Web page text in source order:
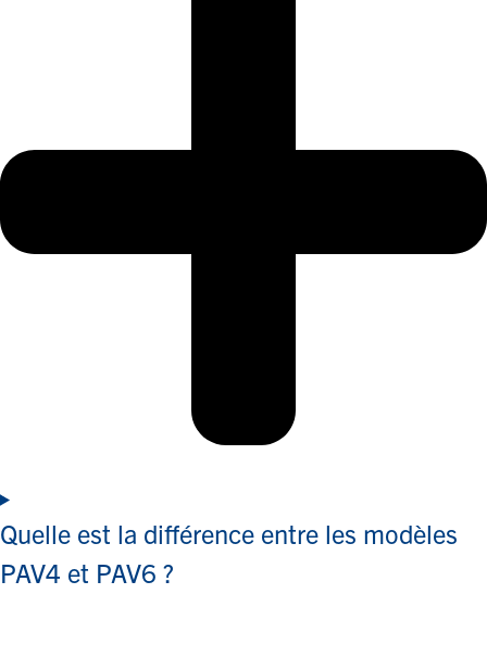
Quelle est la différence entre les modèles
PAV4 et PAV6 ?